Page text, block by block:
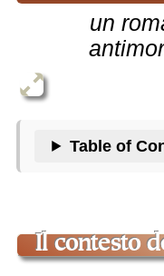
un romanzo
Table of
il contesto